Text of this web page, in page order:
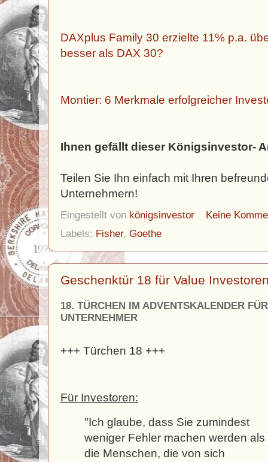
DAXplus Family 30 erzielte 11% p.a.
besser als DAX 30?
Montier: 6 Merkmale erfolgreicher
Ihnen gefällt dieser Königsinvestor-
Teilen Sie Ihn einfach mit Ihren
Unternehmern!
Eingestellt von königsinvestor
Keine
Labels: Fisher, Goethe
Geschenktür 18 für Value
18. TÜRCHEN IM ADVENTSKALENDER
UNTERNEHMER
+++ Türchen 18 +++
Für Investoren:
"Ich glaube, dass Sie zumindest
weniger Fehler machen werden als
die Menschen, die von sich